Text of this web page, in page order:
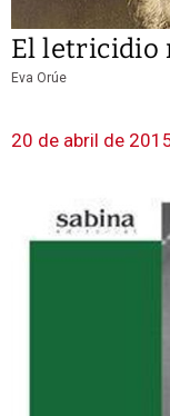
El letricidio
Eva Orúe
20 de abril de